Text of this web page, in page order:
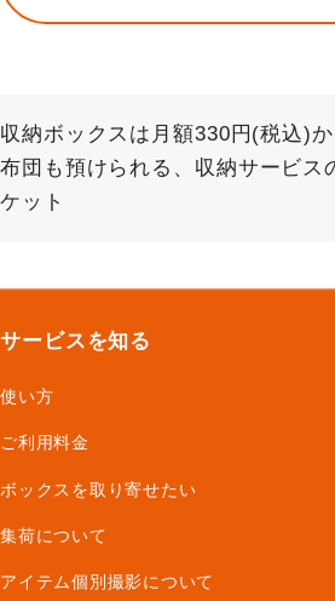
収納ボックスは月額330円(税込)
布団も預けられる、収納サービス
ケット
サービスを知る
使い方
ご利用料金
ボックスを取り寄せたい
集荷について
アイテム個別撮影について